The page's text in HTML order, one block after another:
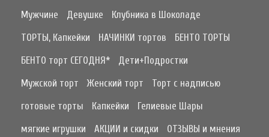
Мужчине
Девушке
Клубника в Шоколаде
ТОРТЫ, Капкейки
НАЧИНКИ тортов
БЕНТО ТОРТЫ
БЕНТО торт СЕГОДНЯ*
Дети+Подростки
Мужской торт
Женский торт
Торт с надписью
готовые торты
Капкейки
Гелиевые Шары
мягкие игрушки
АКЦИИ и скидки
ОТЗЫВЫ и мнения